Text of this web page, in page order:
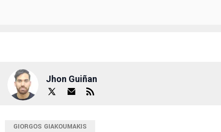
Jhon Guiñan
GIORGOS GIAKOUMAKIS